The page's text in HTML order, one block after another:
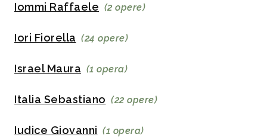
Iommi Raffaele (2 opere)
Iori Fiorella (24 opere)
Israel Maura (1 opera)
Italia Sebastiano (22 opere)
Iudice Giovanni (1 opera)